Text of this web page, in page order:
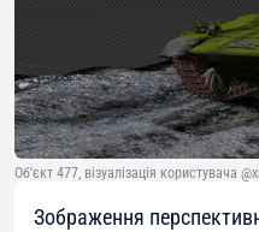
Об'єкт 477, візуалізація користувача
Зображення